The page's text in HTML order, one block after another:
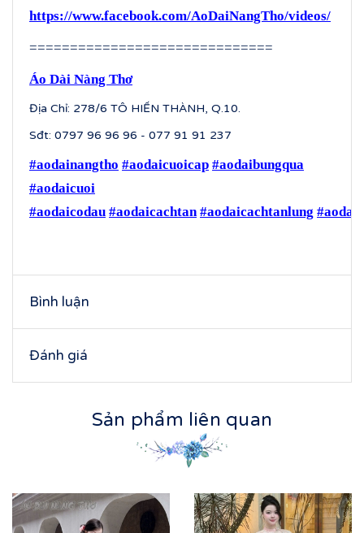
https://www.facebook.com/AoDaiNangTho/videos/
==============================
Áo Dài Nàng Thơ
Địa Chỉ: 278/6 TÔ HIẾN THÀNH, Q.10.
Sđt: 0797 96 96 96 - 077 91 91 237
#aodainangtho #aodaicuoicap #aodaibungqua
#aodaicuoi
#aodaicodau #aodaicachtan #aodaicachtanlung
Bình luận
Đánh giá
Sản phẩm liên quan